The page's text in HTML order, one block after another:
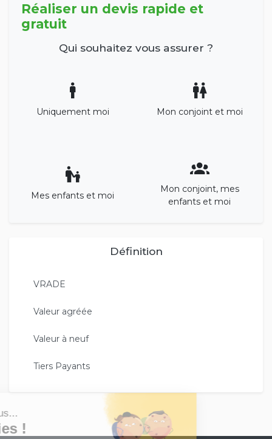
Réaliser un devis rapide et
gratuit
Qui souhaitez vous assurer ?
Uniquement moi Mon conjoint et moi
Mes enfants et moi
Mon conjoint, mes
enfants et moi
Définition
VRADE
Valeur agréée
Valeur à neuf
Tiers Payants